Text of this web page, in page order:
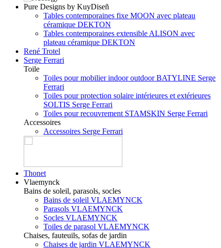
Pure Designs by KuyDiseñ
Tables contemporaines fixe MOON avec plateau
céramique DEKTON
Tables contemporaines extensible ALISON avec
plateau céramique DEKTON
René Trotel
Serge Ferrari
Toile
Toiles pour mobilier indoor outdoor BATYLINE Serge
Ferrari
Toiles pour protection solaire intérieures et extérieures
SOLTIS Serge Ferrari
Toiles pour recouvrement STAMSKIN Serge Ferrari
Accessoires
Accessoires Serge Ferrari
Thonet
Vlaemynck
Bains de soleil, parasols, socles
Bains de soleil VLAEMYNCK
Parasols VLAEMYNCK
Socles VLAEMYNCK
Toiles de parasol VLAEMYNCK
Chaises, fauteuils, sofas de jardin
Chaises de jardin VLAEMYNCK